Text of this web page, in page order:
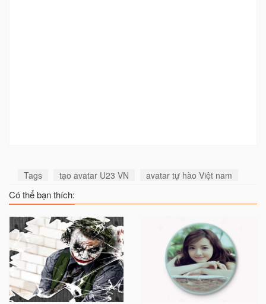
Tags tạo avatar U23 VN avatar tự hào Việt nam
Có thể bạn thích: